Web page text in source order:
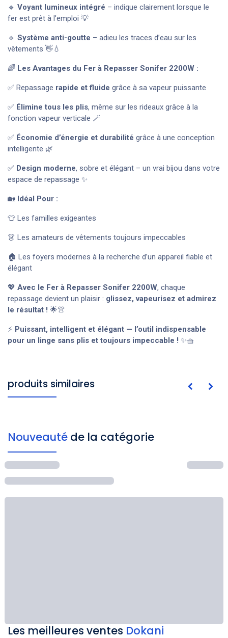
🔹 Voyant lumineux intégré – indique clairement lorsque le
fer est prêt à l’emploi 💡
🔹 Système anti-goutte – adieu les traces d’eau sur les
vêtements 👋💧
🌈 Les Avantages du Fer à Repasser Sonifer 2200W :
✅ Repassage rapide et fluide grâce à sa vapeur puissante
✅ Élimine tous les plis, même sur les rideaux grâce à la
fonction vapeur verticale 🪄
✅ Économie d’énergie et durabilité grâce à une conception
intelligente 🌿
✅ Design moderne, sobre et élégant – un vrai bijou dans votre
espace de repassage ✨
🏡 Idéal Pour :
👕 Les familles exigeantes
👗 Les amateurs de vêtements toujours impeccables
🏠 Les foyers modernes à la recherche d’un appareil fiable et
élégant
💖 Avec le Fer à Repasser Sonifer 2200W, chaque
repassage devient un plaisir : glissez, vapeurisez et admirez
le résultat ! 🌟👚
⚡ Puissant, intelligent et élégant — l’outil indispensable
pour un linge sans plis et toujours impeccable ! ✨🧺
produits similaires
Nouveauté de la catégorie
Les meilleures ventes Dokani